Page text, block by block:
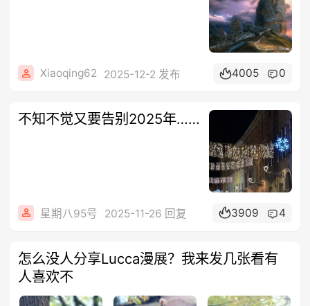
Xiaoqing62 2025-12-2 发布 4005 0
不知不觉又要告别2025年……
星期八95号 2025-11-26 回复 3909 4
怎么没人分享Lucca漫展？我来发几张看有
人喜欢不